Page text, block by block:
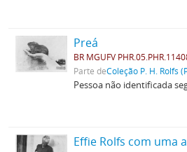
Preá
BR MGUFV
Parte deColeção P. H. Rolfs
Pessoa não identificada
Effie Rolfs com uma